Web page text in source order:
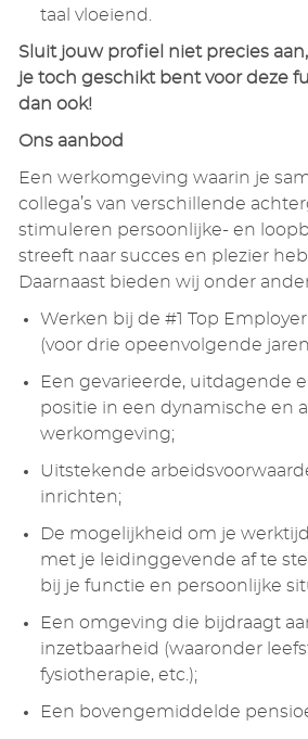
taal vloeiend.
Sluit jouw profiel niet precies
je toch geschikt bent voor deze
dan ook!
Ons aanbod
Een werkomgeving waarin je
collega’s van verschillende
stimuleren persoonlijke- en
streeft naar succes en plezier
Daarnaast bieden wij onder
Werken bij de #1 Top
(voor drie opeenvolgende
Een gevarieerde, uitdagende
positie in een dynamische en
werkomgeving;
Uitstekende
inrichten;
De mogelijkheid om je
met je leidinggevende af te
bij je functie en persoonlijke
Een omgeving die bijdraagt
inzetbaarheid (waaronder
fysiotherapie, etc.);
Een bovengemiddelde